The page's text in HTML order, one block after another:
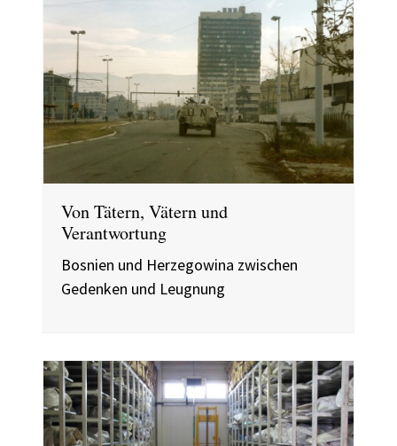
Von Tätern, Vätern und
Verantwortung
Bosnien und Herzegowina zwischen
Gedenken und Leugnung